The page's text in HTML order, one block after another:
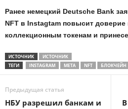
Ранее немецкий Deutsche Bank
NFT в Instagtam повысит доверие
коллекционным токенам и
ИСТОЧНИК
ИСТОЧНИК
ТЕГИ
INSTAGRAM META NFT БЛОКЧЕЙН
Предыдущая статья
НБУ разрешил банкам и